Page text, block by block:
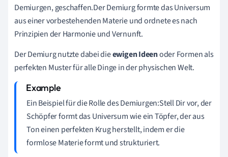
Demiurgen, geschaffen.Der Demiurg formte das Universum
aus einer vorbestehenden Materie und ordnete es nach
Prinzipien der Harmonie und Vernunft.
Der Demiurg nutzte dabei dieewigen Ideenoder Formen als
perfekten Muster für alle Dinge in der physischen Welt.
Ein Beispiel für die Rolle des Demiurgen:Stell Dir vor, der
Schöpfer formt das Universum wie ein Töpfer, der aus
Ton einen perfekten Krug herstellt, indem er die
formlose Materie formt und strukturiert.